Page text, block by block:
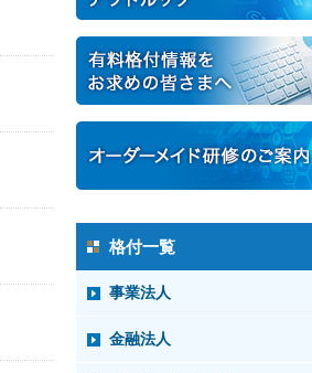
格付一覧
事業法人
金融法人